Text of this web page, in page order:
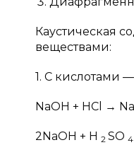
Каустическая
веществами:
1. С кислотами
NaOH + HСl →
2NaOH + H 2 SO 4